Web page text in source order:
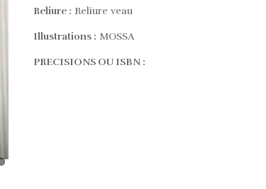
Reliure : Reliure veau
Illustrations : MOSSA
PRECISIONS OU ISBN :